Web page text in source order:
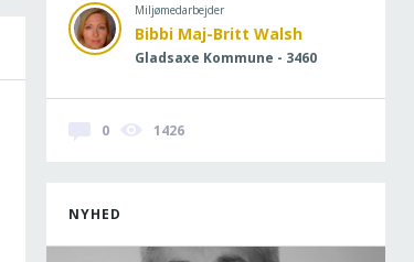
Miljømedarbejder
Bibbi Maj-Britt Walsh
Gladsaxe Kommune - 3460
0 1426
NYHED